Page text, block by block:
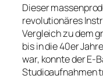
Dieser
revolutionäres
Vergleich zu dem
bis in die 40er
war, konnte der E-
Studioaufnahmen